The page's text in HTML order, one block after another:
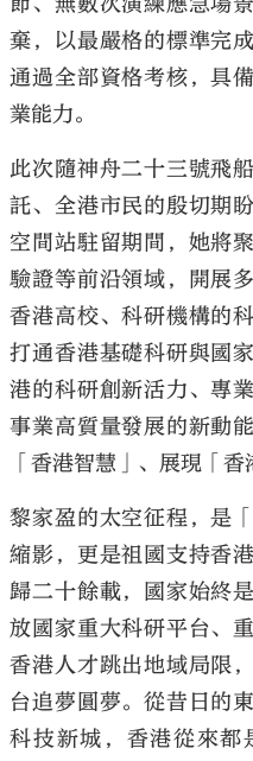
棄，以最嚴格的標準完
通過全部資格考核，具
業能力。
此次隨神舟二十三號飛
託、全港市民的殷切期
空間站駐留期間，她將
驗證等前沿領域，開展
香港高校、科研機構的
打通香港基礎科研與國
港的科研創新活力、專
事業高質量發展的新動
「香港智慧」、展現「香
黎家盈的太空征程，是
縮影，更是祖國支持香
歸二十餘載，國家始終
放國家重大科研平台、
香港人才跳出地域局限
台追夢圓夢。從昔日的
科技新城，香港從來都